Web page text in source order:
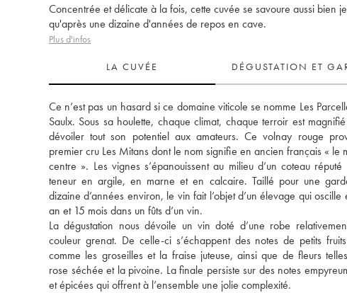
Concentrée et délicate à la fois, cette cuvée se savoure aussi bien
qu'après une dizaine d'années de repos en cave.
Plus d'infos
LA CUVÉE DÉGUSTATION ET
Ce n’est pas un hasard si ce domaine viticole se nomme Les
Saulx. Sous sa houlette, chaque climat, chaque terroir est
dévoiler tout son potentiel aux amateurs. Ce volnay rouge
premier cru Les Mitans dont le nom signifie en ancien français « le
centre ». Les vignes s’épanouissent au milieu d’un coteau
teneur en argile, en marne et en calcaire. Taillé pour une
dizaine d’années environ, le vin fait l’objet d’un élevage qui oscille
an et 15 mois dans un fûts d’un vin.
La dégustation nous dévoile un vin doté d’une robe
couleur grenat. De celle-ci s’échappent des notes de petits
comme les groseilles et la fraise juteuse, ainsi que de fleurs
rose séchée et la pivoine. La finale persiste sur des notes
et épicées qui offrent à l’ensemble une jolie complexité.